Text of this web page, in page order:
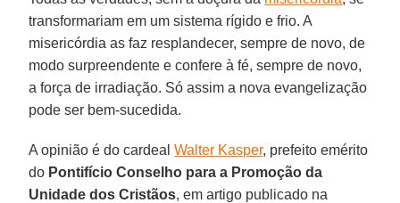
transformariam em um sistema rígido e frio. A
misericórdia as faz resplandecer, sempre de novo, de
modo surpreendente e confere à fé, sempre de novo,
a força de irradiação. Só assim a nova evangelização
pode ser bem-sucedida.
A opinião é do cardealWalter Kasper, prefeito emérito
do Pontifício Conselho para a Promoção da
Unidade dos Cristãos, em artigo publicado na